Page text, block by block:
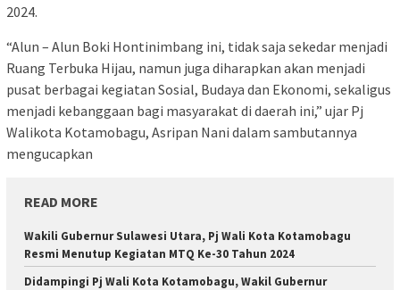
2024.
“Alun – Alun Boki Hontinimbang ini, tidak saja sekedar menjadi
Ruang Terbuka Hijau, namun juga diharapkan akan menjadi
pusat berbagai kegiatan Sosial, Budaya dan Ekonomi, sekaligus
menjadi kebanggaan bagi masyarakat di daerah ini,” ujar Pj
Walikota Kotamobagu, Asripan Nani dalam sambutannya
mengucapkan
READ MORE
Wakili Gubernur Sulawesi Utara, Pj Wali Kota Kotamobagu
Resmi Menutup Kegiatan MTQ Ke-30 Tahun 2024
Didampingi Pj Wali Kota Kotamobagu, Wakil Gubernur